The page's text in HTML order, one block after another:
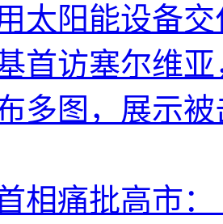
太阳能设备
首访塞尔维
多图，展示
相痛批高市